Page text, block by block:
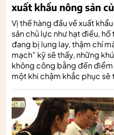
xuất khẩu nông sản
Vị thế hàng đầu về xuất
sản chủ lực như hạt điều,
đang bị lung lay, thậm chí
mạch” kỹ sẽ thấy, những
không công bằng đến
một khi chậm khắc phục sẽ